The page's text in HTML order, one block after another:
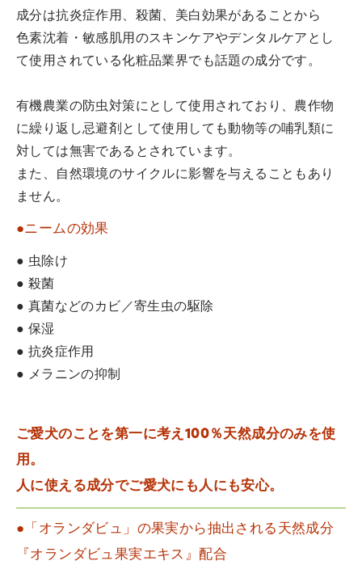
成分は抗炎症作用、殺菌、美白効果があることから
色素沈着・敏感肌用のスキンケアやデンタルケアとし
て使用されている化粧品業界でも話題の成分です。
有機農業の防虫対策にとして使用されており、農作物
に繰り返し忌避剤として使用しても動物等の哺乳類に
対しては無害であるとされています。
また、自然環境のサイクルに影響を与えることもあり
ません。
●ニームの効果
● 虫除け
● 殺菌
● 真菌などのカビ／寄生虫の駆除
● 保湿
● 抗炎症作用
● メラニンの抑制
ご愛犬のことを第一に考え100％天然成分のみを使
用。
人に使える成分でご愛犬にも人にも安心。
●「オランダビュ」の果実から抽出される天然成分
『オランダビュ果実エキス』配合